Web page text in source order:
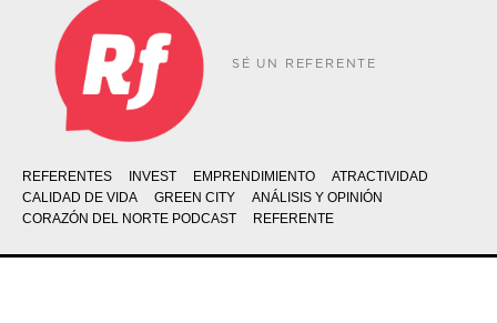
SÉ UN REFERENTE
REFERENTES INVEST EMPRENDIMIENTO
ATRACTIVIDAD
CALIDAD DE VIDA
GREEN CITY
ANÁLISIS Y OPINIÓN
CORAZÓN DEL NORTE PODCAST
REFERENTE